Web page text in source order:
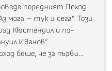
поредният Поход
мога – тук и сега”. Този
Кюстендил и по-
Иванов”.
беше, че за първи…